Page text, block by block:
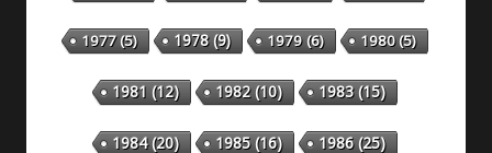
1977(5) 1978(9) 1979(6) 1980(5)
1981 (12) 1982(10) 1983(15)
1984(20) 1985(16) 1986(25)